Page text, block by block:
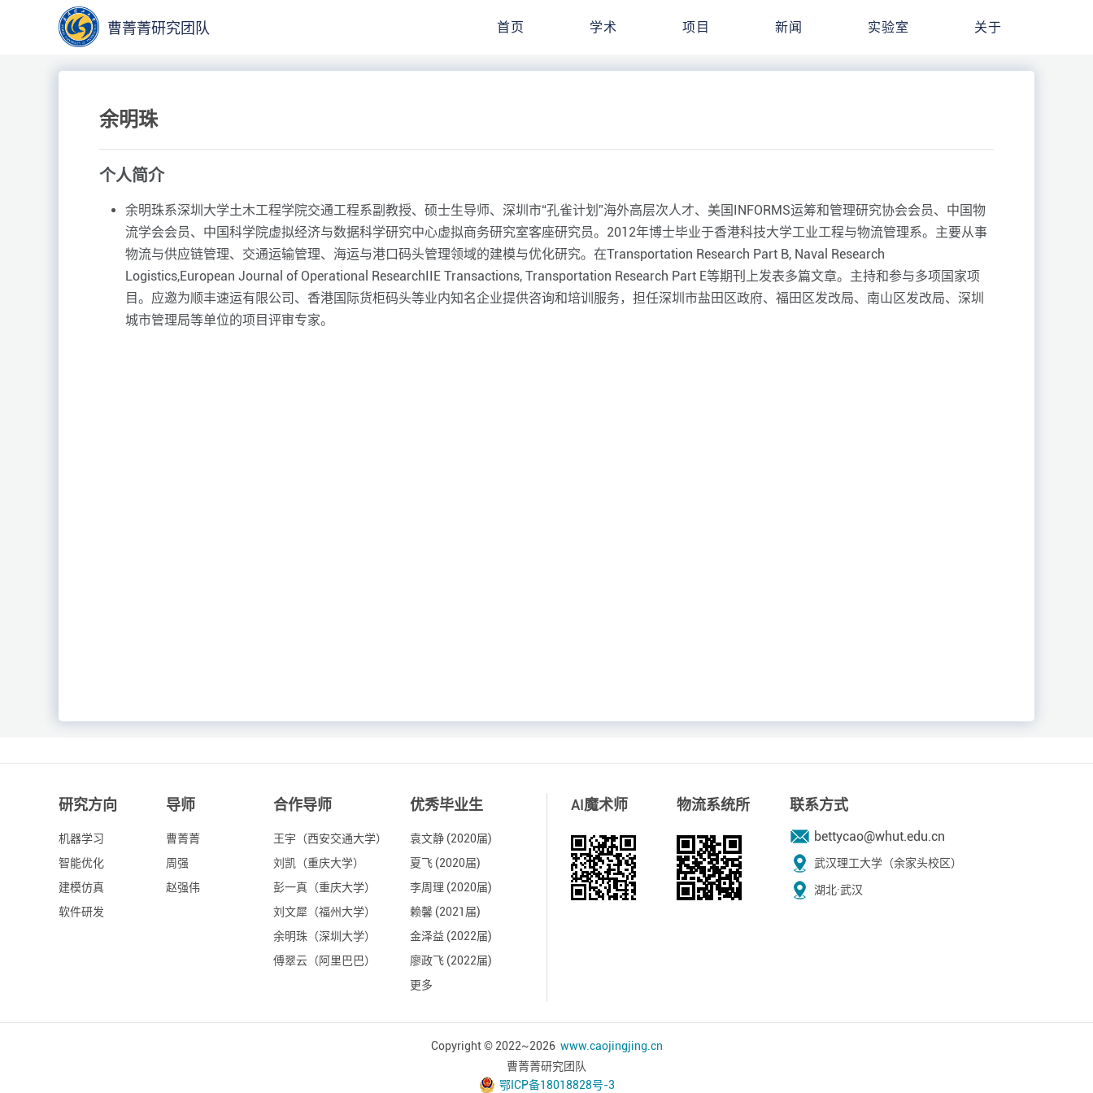
曹菁菁研究团队 首页 学术 项目 新闻 实验室 关于
余明珠
个人简介
余明珠系深圳大学土木工程学院交通工程系副教授、硕士生导师、深圳市“孔雀计划”海外高层次人才、美国INFORMS运筹和管理研究协会会员、中国物
流学会会员、中国科学院虚拟经济与数据科学研究中心虚拟商务研究室客座研究员。2012年博士毕业于香港科技大学工业工程与物流管理系。主要从事
物流与供应链管理、交通运输管理、海运与港口码头管理领域的建模与优化研究。在Transportation Research Part B, Naval Research
Logistics,European Journal of Operational ResearchIIE Transactions, Transportation Research Part E等期刊上发表多篇文章。主持和参与多项国家项
目。应邀为顺丰速运有限公司、香港国际货柜码头等业内知名企业提供咨询和培训服务，担任深圳市盐田区政府、福田区发改局、南山区发改局、深圳
城市管理局等单位的项目评审专家。
研究方向
机器学习
智能优化
建模仿真
软件研发
导师
曹菁菁
周强
赵强伟
合作导师
王宇（西安交通大学）
刘凯（重庆大学）
彭一真（重庆大学）
刘文犀（福州大学）
余明珠（深圳大学）
傅翠云（阿里巴巴）
优秀毕业生
袁文静 (2020届)
夏飞 (2020届)
李周理 (2020届)
赖馨 (2021届)
金泽益 (2022届)
廖政飞 (2022届)
更多
AI魔术师 物流系统所 联系方式
bettycao@whut.edu.cn
武汉理工大学（余家头校区）
湖北·武汉
Copyright © 2022~2026 www.caojingjing.cn
曹菁菁研究团队
鄂ICP备18018828号-3